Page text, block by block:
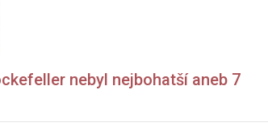
nebyl nejbohatší aneb 7